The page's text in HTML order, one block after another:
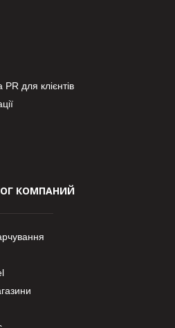
для клієнтів
КОМПАНИЙ